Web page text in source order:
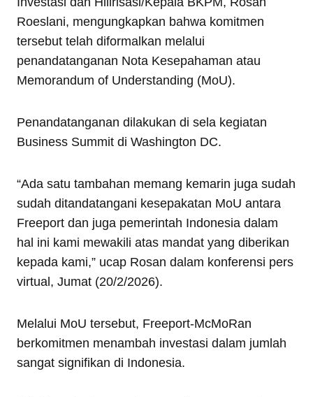
Roeslani, mengungkapkan bahwa komitmen
tersebut telah diformalkan melalui
penandatanganan Nota Kesepahaman atau
Memorandum of Understanding (MoU).
Penandatanganan dilakukan di sela kegiatan
Business Summit di Washington DC.
“Ada satu tambahan memang kemarin juga sudah
sudah ditandatangani kesepakatan MoU antara
Freeport dan juga pemerintah Indonesia dalam
hal ini kami mewakili atas mandat yang diberikan
kepada kami,” ucap Rosan dalam konferensi pers
virtual, Jumat (20/2/2026).
Melalui MoU tersebut, Freeport-McMoRan
berkomitmen menambah investasi dalam jumlah
sangat signifikan di Indonesia.